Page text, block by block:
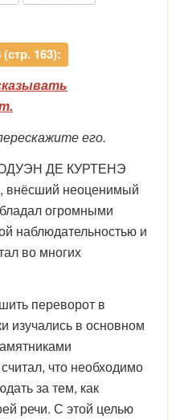
163):
его.
ДЕ КУРТЕНЭ
неоценимый
огромными
наблюдательностью и
во многих
переворот в
изучались в основном
что необходимо
за тем, как
речи. С этой целью